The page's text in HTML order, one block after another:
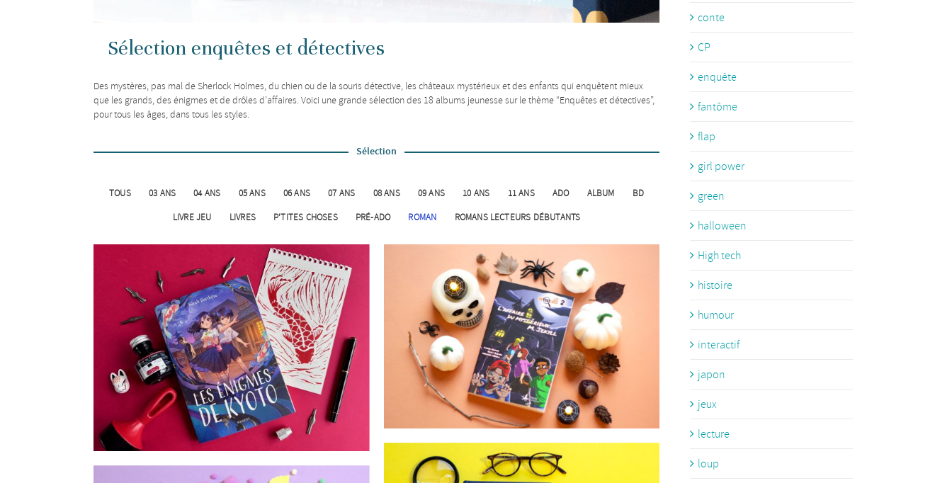
Sélection enquêtes et détectives
Des mystères, pas mal de Sherlock Holmes, du chien ou de la souris détective, les châteaux mystérieux et des enfants qui enquêtent mieux
que les grands, des énigmes et de drôles d’affaires. Voici une grande sélection des 18 albums jeunesse sur le thème “Enquêtes et détectives”,
pour tous les âges, dans tous les styles.
Sélection
TOUS 03 ANS 04 ANS 05 ANS 06 ANS 07 ANS 08 ANS 09 ANS 10 ANS 11 ANS ADO ALBUM BD
LIVRE JEU LIVRES P'TITES CHOSES PRÉ-ADO ROMAN ROMANS LECTEURS DÉBUTANTS
M. Jekyll
08 ANS
Samantha Spinner et les plans supersecrets
conte
CP
enquête
fantôme
flap
girl power
green
halloween
High tech
histoire
humour
interactif
japon
jeux
lecture
loup